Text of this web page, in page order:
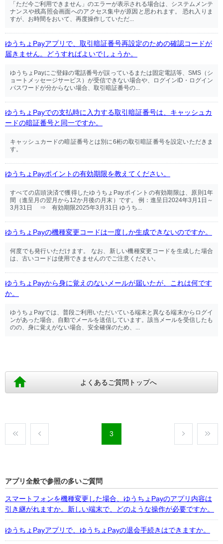
「ただ今ご利用できません」のエラーが表示される場合は、システムメンテ
ナンスや残高照会画面へのアクセス集中が原因と思われます。 恐れ入りま
すが、お時間をおいて、再度操作していただ...
ゆうちょPayアプリで、取引暗証番号再設定のための確認コードが
届きません。どうすればよいでしょうか。
ゆうちょPayにご登録の電話番号が誤っているまたは固定電話等、SMS（シ
ョートメッセージサービス）が受信できない場合や、ログインID・ログイン
パスワードが分からない場合、取引暗証番号の...
ゆうちょPayでの支払時に入力する取引暗証番号は、キャッシュカ
ードの暗証番号と同一ですか。
キャッシュカードの暗証番号とは別に6桁の取引暗証番号を設定いただきま
す。
ゆうちょPayポイントの有効期限を教えてください。
すべての店頭決済で獲得したゆうちょPayポイントの有効期限は、原則1年
間（進呈月の翌月から12か月後の月末）です。 例：進呈日2024年3月1日～
3月31日 ⇒ 有効期限2025年3月31日 ゆうち...
ゆうちょPayの機種変更コードは一度しか生成できないのですか。
何度でも発行いただけます。 なお、新しい機種変更コードを生成した場合
は、古いコードは使用できませんのでご注意ください。
ゆうちょPayから身に覚えのないメールが届いたが、これは何です
か。
ゆうちょPayでは、普段ご利用いただいている端末と異なる端末からログイ
ンがあった場合、自動でメールを送信しています。該当メールを受信したも
のの、身に覚えがない場合、安全確保のため、...
よくあるご質問トップへ
3
アプリ全般で参照の多いご質問
スマートフォンを機種変更した場合、ゆうちょPayのアプリ内容は
引き継がれますか。新しい端末で、どのような操作が必要ですか。
ゆうちょPayアプリで、ゆうちょPayの退会手続きはできますか。